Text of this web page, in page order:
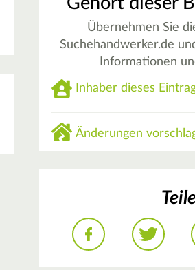
Übernehmen Sie
Suchehandwerker.de
Informationen
Inhaber dieses
Änderungen